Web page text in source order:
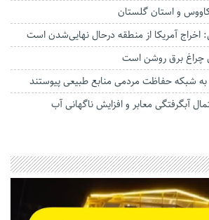
و استان گلستان
اخراج آمریکا از منطقه درحال نهایی‌شدن است
چراغ برق روشن است
آبگرفتگی معابر و افزایش ناگهانی آب